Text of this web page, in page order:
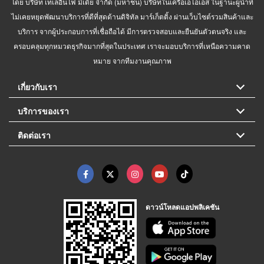
ไม่เคยหยุดพัฒนาบริการที่ดีที่สุดด้านดิจิทัล มาร์เก็ตติ้ง ผ่านเว็บไซต์รวมสินค้าและ
บริการ จากผู้ประกอบการที่เชื่อถือได้ มีการตรวจสอบและยืนยันตัวตนจริง และ
ครอบคลุมทุกหมวดธุรกิจมากที่สุดในประเทศ เราจะมอบบริการที่เหนือความคาด
หมาย จากทีมงานคุณภาพ
เกี่ยวกับเรา
บริการของเรา
ติดต่อเรา
ดาวน์โหลดแอปพลิเคชัน